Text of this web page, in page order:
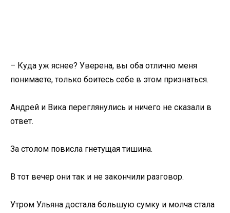
– Куда уж яснее? Уверена, вы оба отлично меня
понимаете, только боитесь себе в этом признаться.
Андрей и Вика переглянулись и ничего не сказали в
ответ.
За столом повисла гнетущая тишина.
В тот вечер они так и не закончили разговор.
Утром Ульяна достала большую сумку и молча стала